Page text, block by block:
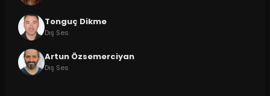
Tonguç Dikme
Dış Ses
Artun Özsemerciyan
Dış Ses